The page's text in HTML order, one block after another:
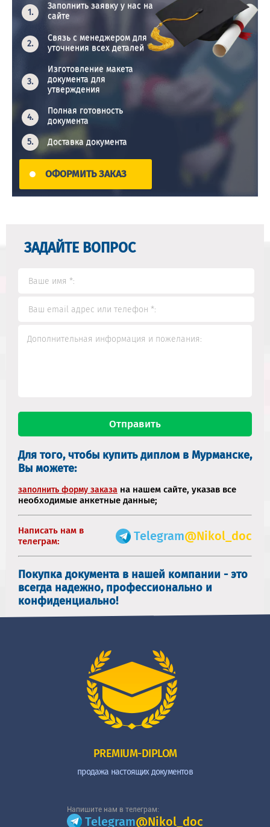
Заполнить заявку у нас на
сайте
Связь с менеджером для
уточнения всех деталей
Изготовление макета
документа для
утверждения
Полная готовность
документа
Доставка документа
ОФОРМИТЬ ЗАКАЗ
ЗАДАЙТЕ ВОПРОС
Для того, чтобы купить диплом в Мурманске,
Вы можете:
заполнить форму заказа на нашем сайте, указав все
необходимые анкетные данные;
Написать нам в
телеграм:
Telegram@Nikol_doc
Покупка документа в нашей компании - это
всегда надежно, профессионально и
конфиденциально!
PREMIUM-DIPLOM
продажа настоящих документов
Напишите нам в телеграм:
Telegram@Nikol_doc